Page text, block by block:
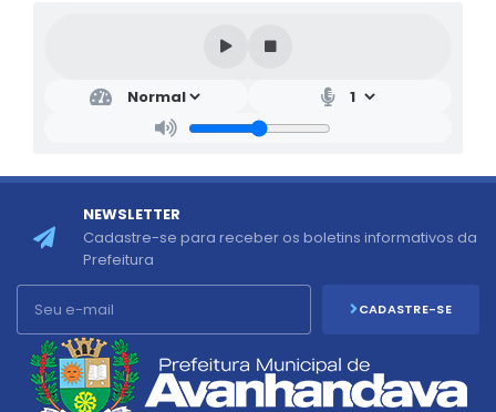
NEWSLETTER
Cadastre-se para receber os boletins informativos da
Prefeitura
CADASTRE-SE